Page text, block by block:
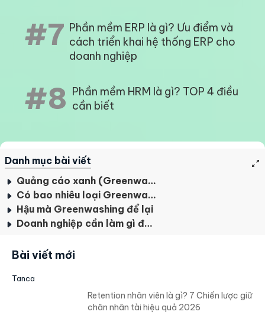
#7 Phần mềm ERP là gì? Ưu điểm và
cách triển khai hệ thống ERP cho
doanh nghiệp
#8 Phần mềm HRM là gì? TOP 4 điều
cần biết
Danh mục bài viết
Quảng cáo xanh (Greenwashing) là gì?
Có bao nhiêu loại Greenwashing?
Hậu mà Greenwashing để lại
Doanh nghiệp cần làm gì để tránh quảng cáo xanh?
Bài viết mới
Tanca
Retention nhân viên là gì? 7 Chiến lược giữ
chân nhân tài hiệu quả 2026